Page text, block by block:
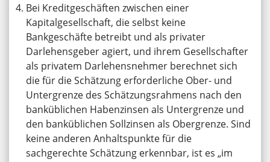
Bei Kreditgeschäften zwischen einer
Kapitalgesellschaft, die selbst keine
Bankgeschäfte betreibt und als privater
Darlehensgeber agiert, und ihrem Gesellschafter
als privatem Darlehensnehmer berechnet sich
die für die Schätzung erforderliche Ober- und
Untergrenze des Schätzungsrahmens nach den
banküblichen Habenzinsen als Untergrenze und
den banküblichen Sollzinsen als Obergrenze. Sind
keine anderen Anhaltspunkte für die
sachgerechte Schätzung erkennbar, ist es „im